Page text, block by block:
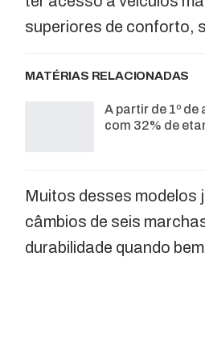
superiores de conforto,
MATÉRIAS RELACIONADAS
A partir de 1º
com 32% de
Muitos desses modelos
câmbios de seis
durabilidade quando